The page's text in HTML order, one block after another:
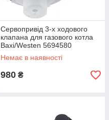
Сервопривід 3-х ходового
клапана для газового котла
Baxi/Westen 5694580
Немає в наявності
980 ₴